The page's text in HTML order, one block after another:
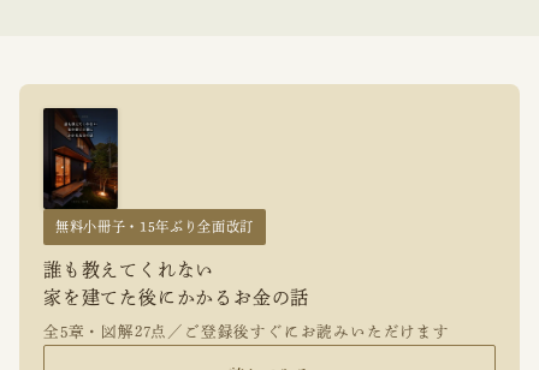
無料小冊子・15年ぶり全面改訂
誰も教えてくれない
家を建てた後にかかるお金の話
全5章・図解27点／ご登録後すぐにお読みいただけます